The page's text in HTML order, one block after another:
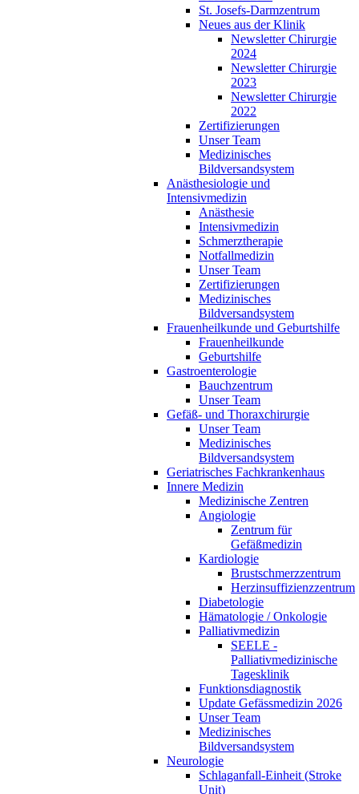
St. Josefs-Darmzentrum
Neues aus der Klinik
Newsletter Chirurgie
2024
Newsletter Chirurgie
2023
Newsletter Chirurgie
2022
Zertifizierungen
Unser Team
Medizinisches
Bildversandsystem
Anästhesiologie und
Intensivmedizin
Anästhesie
Intensivmedizin
Schmerztherapie
Notfallmedizin
Unser Team
Zertifizierungen
Medizinisches
Bildversandsystem
Frauenheilkunde und Geburtshilfe
Frauenheilkunde
Geburtshilfe
Gastroenterologie
Bauchzentrum
Unser Team
Gefäß- und Thoraxchirurgie
Unser Team
Medizinisches
Bildversandsystem
Geriatrisches Fachkrankenhaus
Innere Medizin
Medizinische Zentren
Angiologie
Zentrum für
Gefäßmedizin
Kardiologie
Brustschmerzzentrum
Herzinsuffizienzzentrum
Diabetologie
Hämatologie / Onkologie
Palliativmedizin
SEELE -
Palliativmedizinische
Tagesklinik
Funktionsdiagnostik
Update Gefässmedizin 2026
Unser Team
Medizinisches
Bildversandsystem
Neurologie
Schlaganfall-Einheit (Stroke
Unit)